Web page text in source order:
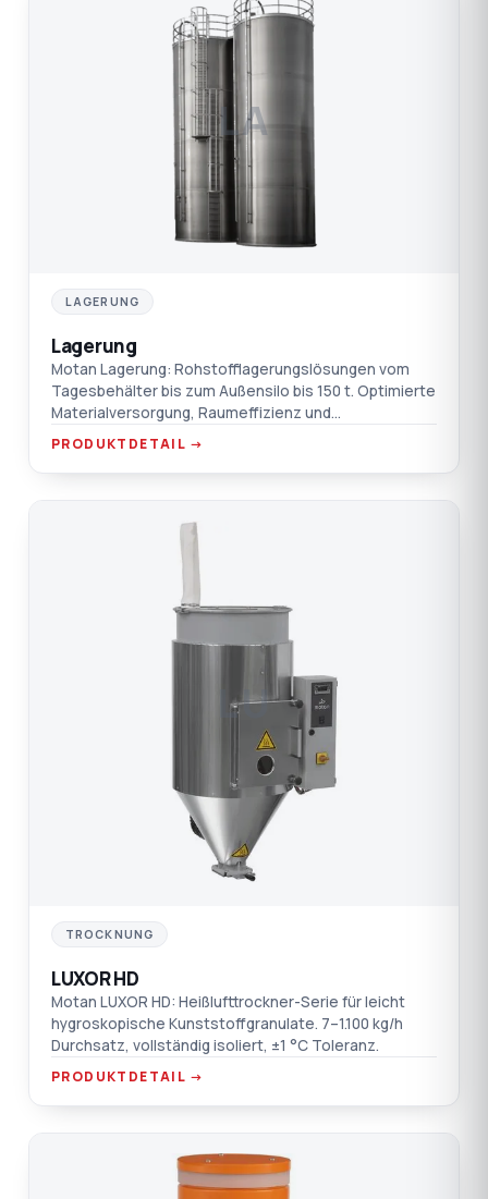
LA
LAGERUNG
Lagerung
Motan Lagerung: Rohstofflagerungslösungen vom
Tagesbehälter bis zum Außensilo bis 150 t. Optimierte
Materialversorgung, Raumeffizienz und
Transportkosten.
PRODUKTDETAIL →
LU
TROCKNUNG
LUXOR HD
Motan LUXOR HD: Heißlufttrockner-Serie für leicht
hygroskopische Kunststoffgranulate. 7–1.100 kg/h
Durchsatz, vollständig isoliert, ±1 °C Toleranz.
PRODUKTDETAIL →